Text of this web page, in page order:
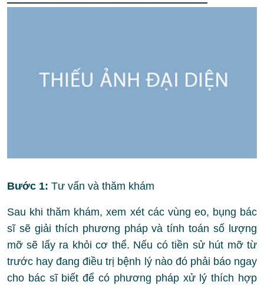
Bước 1: Tư vấn và thăm khám
Sau khi thăm khám, xem xét các vùng eo, bụng bác
sĩ sẽ giải thích phương pháp và tính toán số lượng
mỡ sẽ lấy ra khỏi cơ thể. Nếu có tiền sử hút mỡ từ
trước hay đang điều trị bệnh lý nào đó phải báo ngay
cho bác sĩ biết để có phương pháp xử lý thích hợp